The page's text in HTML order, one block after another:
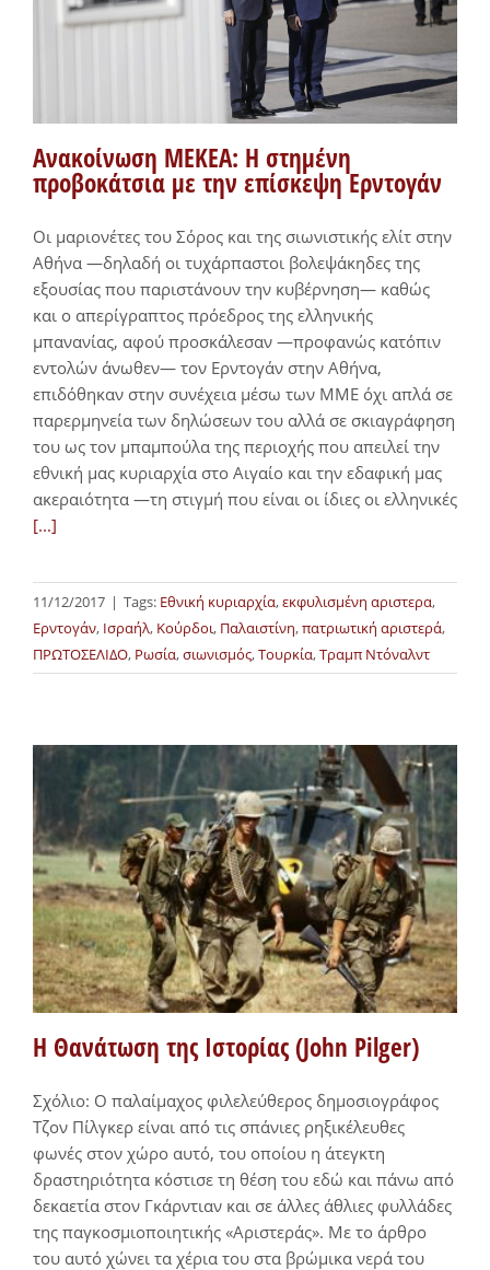
Ανακοίνωση ΜΕΚΕΑ: Η στημένη
προβοκάτσια με την επίσκεψη Ερντογάν
Οι μαριονέτες του Σόρος και της σιωνιστικής ελίτ στην
Αθήνα —δηλαδή οι τυχάρπαστοι βολεψάκηδες της
εξουσίας που παριστάνουν την κυβέρνηση— καθώς
και ο απερίγραπτος πρόεδρος της ελληνικής
μπανανίας, αφού προσκάλεσαν —προφανώς κατόπιν
εντολών άνωθεν— τον Ερντογάν στην Αθήνα,
επιδόθηκαν στην συνέχεια μέσω των ΜΜΕ όχι απλά σε
παρερμηνεία των δηλώσεων του αλλά σε σκιαγράφηση
του ως τον μπαμπούλα της περιοχής που απειλεί την
εθνική μας κυριαρχία στο Αιγαίο και την εδαφική μας
ακεραιότητα —τη στιγμή που είναι οι ίδιες οι ελληνικές
[...]
11/12/2017 | Tags: Εθνική κυριαρχία,εκφυλισμένη αριστερα,
Ερντογάν, Ισραήλ, Κούρδοι, Παλαιστίνη,πατριωτική αριστερά,
ΠΡΩΤΟΣΕΛΙΔΟ, Ρωσία,σιωνισμός,Τουρκία,Τραμπ Ντόναλντ
Η Θανάτωση της Ιστορίας (John Pilger)
Σχόλιο: Ο παλαίμαχος φιλελεύθερος δημοσιογράφος
Τζον Πίλγκερ είναι από τις σπάνιες ρηξικέλευθες
φωνές στον χώρο αυτό, του οποίου η άτεγκτη
δραστηριότητα κόστισε τη θέση του εδώ και πάνω από
δεκαετία στον Γκάρντιαν και σε άλλες άθλιες φυλλάδες
της παγκοσμιοποιητικής «Αριστεράς». Με το άρθρο
του αυτό χώνει τα χέρια του στα βρώμικα νερά του